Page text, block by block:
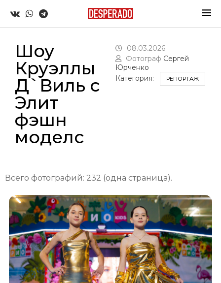
Шоу
Круэллы
Д`Виль с
Элит
фэшн
моделс
08.03.2026
Фотограф Сергей
Юрченко
Категория:
РЕПОРТАЖ
Всего фотографий: 232 (одна страница).